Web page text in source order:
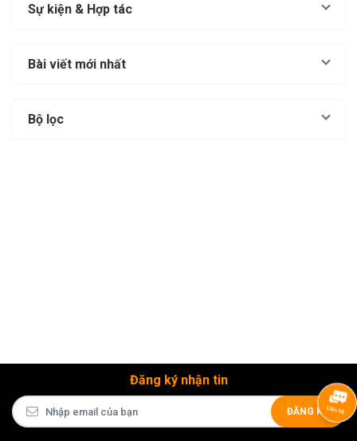
Sự kiện & Hợp tác
Bài viết mới nhất
Bộ lọc
Đăng ký nhận tin
ĐĂNG KÝ